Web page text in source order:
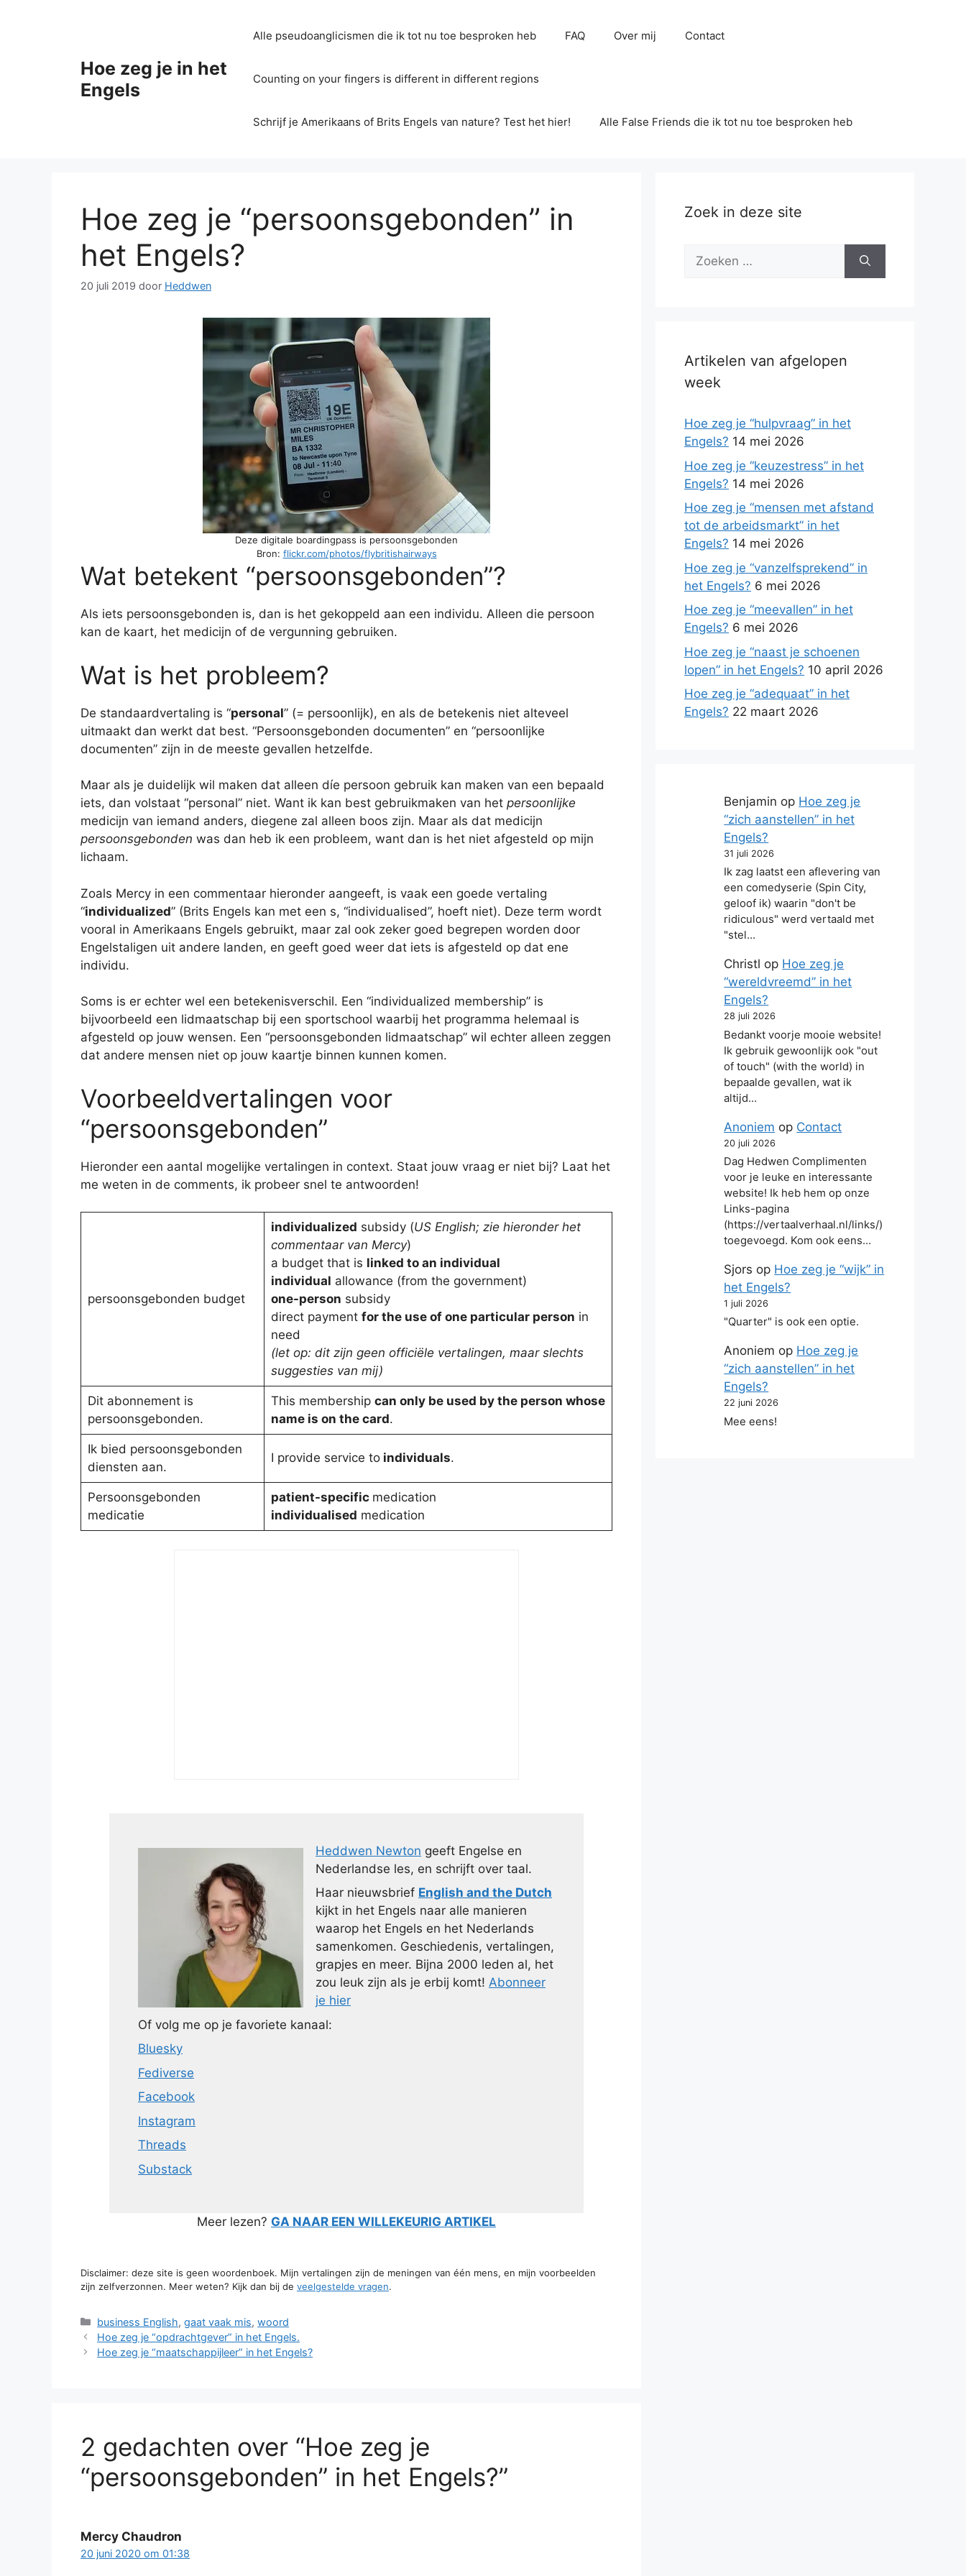
Hoe zeg je in het
Engels
Alle pseudoanglicismen die ik tot nu toe besproken heb FAQ Over mij Contact
Counting on your fingers is different in different regions
Schrijf je Amerikaans of Brits Engels van nature? Test het hier! Alle False Friends die ik tot nu toe besproken heb
Hoe zeg je “persoonsgebonden” in
het Engels?
20 juli 2019 door Heddwen
Deze digitale boardingpass is persoonsgebonden
Bron: flickr.com/photos/flybritishairways
Wat betekent “persoonsgebonden”?
Als iets persoonsgebonden is, dan is het gekoppeld aan een individu. Alleen die persoon
kan de kaart, het medicijn of de vergunning gebruiken.
Wat is het probleem?
De standaardvertaling is “personal” (= persoonlijk), en als de betekenis niet alteveel
uitmaakt dan werkt dat best. “Persoonsgebonden documenten” en “persoonlijke
documenten” zijn in de meeste gevallen hetzelfde.
Maar als je duidelijk wil maken dat alleen díe persoon gebruik kan maken van een bepaald
iets, dan volstaat “personal” niet. Want ik kan best gebruikmaken van het persoonlijke
medicijn van iemand anders, diegene zal alleen boos zijn. Maar als dat medicijn
persoonsgebonden was dan heb ik een probleem, want dan is het niet afgesteld op mijn
lichaam.
Zoals Mercy in een commentaar hieronder aangeeft, is vaak een goede vertaling
“individualized” (Brits Engels kan met een s, “individualised”, hoeft niet). Deze term wordt
vooral in Amerikaans Engels gebruikt, maar zal ook zeker goed begrepen worden door
Engelstaligen uit andere landen, en geeft goed weer dat iets is afgesteld op dat ene
individu.
Soms is er echter wel een betekenisverschil. Een “individualized membership” is
bijvoorbeeld een lidmaatschap bij een sportschool waarbij het programma helemaal is
afgesteld op jouw wensen. Een “persoonsgebonden lidmaatschap” wil echter alleen zeggen
dat andere mensen niet op jouw kaartje binnen kunnen komen.
Voorbeeldvertalingen voor
“persoonsgebonden”
Hieronder een aantal mogelijke vertalingen in context. Staat jouw vraag er niet bij? Laat het
me weten in de comments, ik probeer snel te antwoorden!
persoonsgebonden budget
individualized subsidy (US English; zie hieronder het
commentaar van Mercy)
a budget that is linked to an individual
individual allowance (from the government)
one-person subsidy
direct payment for the use of one particular person in
need
(let op: dit zijn geen officiële vertalingen, maar slechts
suggesties van mij)
Dit abonnement is
persoonsgebonden.
This membership can only be used by the person whose
name is on the card.
Ik bied persoonsgebonden
diensten aan.
I provide service toindividuals.
Persoonsgebonden
medicatie
patient-specific medication
individualised medication
Heddwen Newton geeft Engelse en
Nederlandse les, en schrijft over taal.
Haar nieuwsbrief English and the Dutch
kijkt in het Engels naar alle manieren
waarop het Engels en het Nederlands
samenkomen. Geschiedenis, vertalingen,
grapjes en meer. Bijna 2000 leden al, het
zou leuk zijn als je erbij komt! Abonneer
je hier
Of volg me op je favoriete kanaal:
Bluesky
Fediverse
Facebook
Instagram
Threads
Substack
Meer lezen? GA NAAR EEN WILLEKEURIG ARTIKEL
Disclaimer: deze site is geen woordenboek. Mijn vertalingen zijn de meningen van één mens, en mijn voorbeelden
zijn zelfverzonnen. Meer weten? Kijk dan bij de veelgestelde vragen.
Categorieën
business English,gaat vaak mis,woord
Hoe zeg je “opdrachtgever” in het Engels.
Hoe zeg je “maatschappijleer” in het Engels?
2 gedachten over “Hoe zeg je
“persoonsgebonden” in het Engels?”
Mercy Chaudron
20 juni 2020 om 01:38
Zoek in deze site
Zoek
Artikelen van afgelopen
week
Hoe zeg je “hulpvraag” in het
Engels? 14 mei 2026
Hoe zeg je “keuzestress” in het
Engels? 14 mei 2026
Hoe zeg je “mensen met afstand
tot de arbeidsmarkt” in het
Engels? 14 mei 2026
Hoe zeg je “vanzelfsprekend” in
het Engels? 6 mei 2026
Hoe zeg je “meevallen” in het
Engels? 6 mei 2026
Hoe zeg je “naast je schoenen
lopen” in het Engels? 10 april 2026
Hoe zeg je “adequaat” in het
Engels? 22 maart 2026
Benjamin op Hoe zeg je
“zich aanstellen” in het
Engels?
31 juli 2026
Ik zag laatst een aflevering van
een comedyserie (Spin City,
geloof ik) waarin "don't be
ridiculous" werd vertaald met
"stel…
Christl op Hoe zeg je
“wereldvreemd” in het
Engels?
28 juli 2026
Bedankt voorje mooie website!
Ik gebruik gewoonlijk ook "out
of touch" (with the world) in
bepaalde gevallen, wat ik
altijd…
Anoniem op Contact
20 juli 2026
Dag Hedwen Complimenten
voor je leuke en interessante
website! Ik heb hem op onze
Links-pagina
(https://vertaalverhaal.nl/links/)
toegevoegd. Kom ook eens…
Sjors op Hoe zeg je “wijk” in
het Engels?
1 juli 2026
"Quarter" is ook een optie.
Anoniem op Hoe zeg je
“zich aanstellen” in het
Engels?
22 juni 2026
Mee eens!